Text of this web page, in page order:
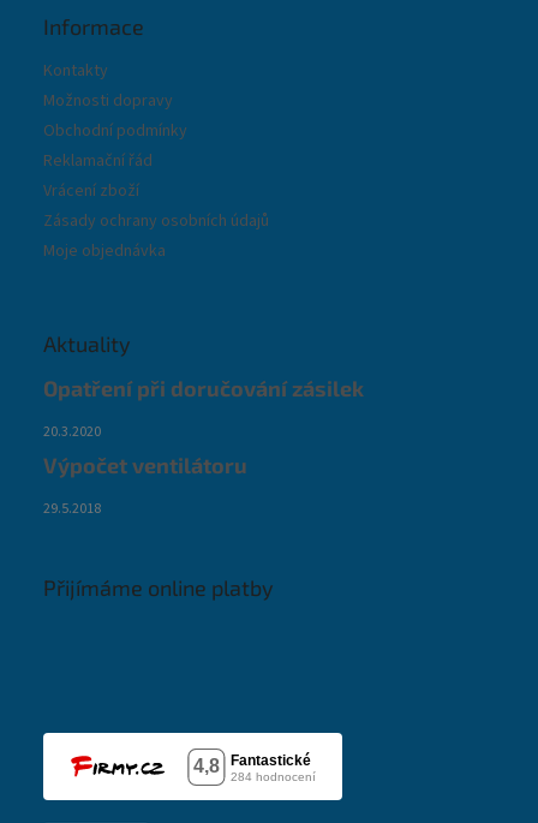
Informace
Kontakty
Možnosti dopravy
Obchodní podmínky
Reklamační řád
Vrácení zboží
Zásady ochrany osobních údajů
Moje objednávka
Aktuality
Opatření při doručování zásilek
20.3.2020
Výpočet ventilátoru
29.5.2018
Přijímáme online platby